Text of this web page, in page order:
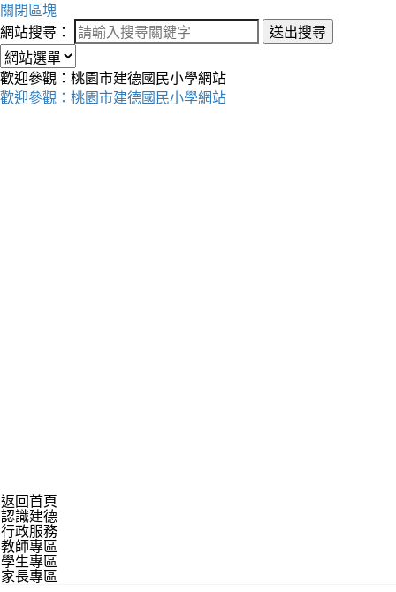
關閉區塊
網站搜尋：
送出搜尋
歡迎參觀：桃園市建德國民小學網站
歡迎參觀：桃園市建德國民小學網站
返回首頁
認識建德
行政服務
教師專區
學生專區
家長專區